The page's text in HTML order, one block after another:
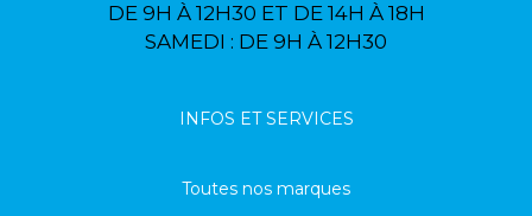
DE 9H À 12H30 ET DE 14H À 18H
SAMEDI : DE 9H À 12H30
INFOS ET SERVICES
Toutes nos marques